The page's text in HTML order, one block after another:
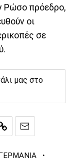
Ρώσο πρόεδρο,
οι
σε
μας στο
·